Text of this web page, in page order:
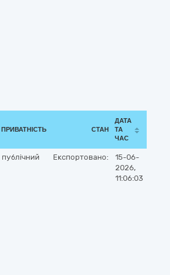
ПРИВАТНІСТЬ СТАН
ДАТА
ТА
ЧАС
публічний Експортовано:
15-06-
2026,
11:06:03